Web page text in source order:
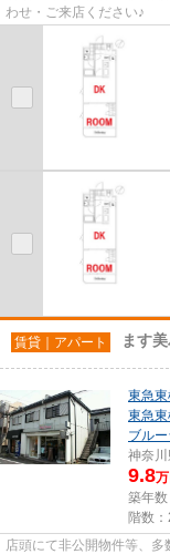
わせ・ご来店ください♪
賃貸｜アパート ます
東急東
東急東
ブル
神奈
9.8
築年数
階数
店頭にて非公開物件等、